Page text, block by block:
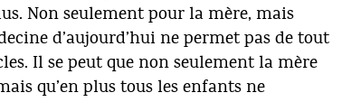
Non seulement pour la mère, mais
d’aujourd’hui ne permet pas de tout
Il se peut que non seulement la mère
qu’en plus tous les enfants ne